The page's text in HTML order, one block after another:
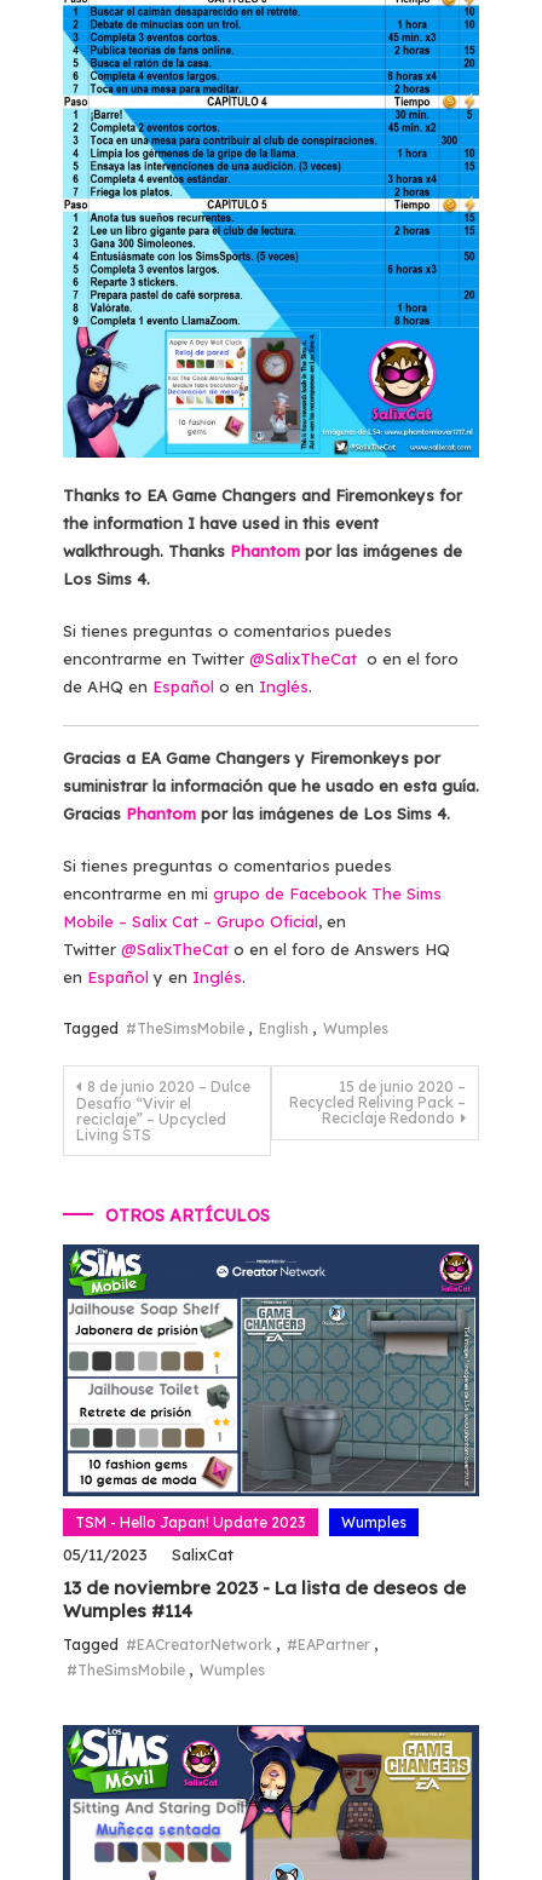
Thanks to EA Game Changers and Firemonkeys for
the information I have used in this event
walkthrough. Thanks Phantompor las imágenes de
Los Sims 4.
Si tienes preguntas o comentarios puedes
encontrarme en Twitter @SalixTheCat o en el foro
de AHQ en Español o en Inglés.
Gracias a EA Game Changers y Firemonkeys por
suministrar la información que he usado en esta guía.
Gracias Phantompor las imágenes de Los Sims 4.
Si tienes preguntas o comentarios puedes
encontrarme en mi grupo de Facebook The Sims
Mobile – Salix Cat – Grupo Oficial, en
Twitter @SalixTheCat o en el foro de Answers HQ
en Español y en Inglés.
Tagged #TheSimsMobile , English , Wumples
Navegación
de
entradas
8 de junio 2020 – Dulce
Desafío “Vivir el
reciclaje” – Upcycled
Living STS
15 de junio 2020 –
Recycled Reliving Pack –
Reciclaje Redondo
OTROS ARTÍCULOS
TSM - Hello Japan! Update 2023 Wumples
05/11/2023 SalixCat
13 de noviembre 2023 - La lista de deseos de
Wumples #114
Tagged #EACreatorNetwork , #EAPartner ,
#TheSimsMobile , Wumples